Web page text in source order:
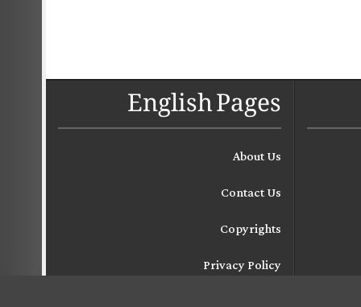
English Pages
About Us
Contact Us
Copyrights
Privacy Policy